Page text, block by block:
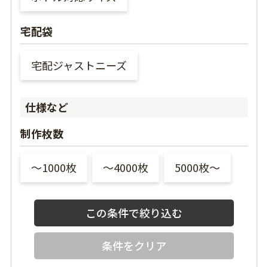
宅配袋
宅配ジャストニーズ
仕様など
制作枚数
〜1000枚 〜4000枚 5000枚〜
条件をクリア